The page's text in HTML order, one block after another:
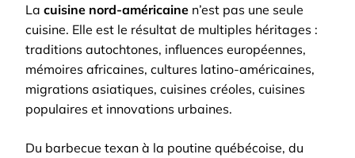
La cuisine nord-américaine n’est pas une seule
cuisine. Elle est le résultat de multiples héritages :
traditions autochtones, influences européennes,
mémoires africaines, cultures latino-américaines,
migrations asiatiques, cuisines créoles, cuisines
populaires et innovations urbaines.
Du barbecue texan à la poutine québécoise, du